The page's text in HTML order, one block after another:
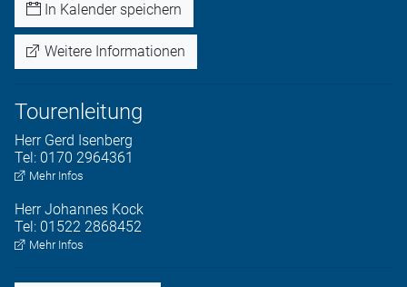
In Kalender speichern
Weitere Informationen
Tourenleitung
Herr Gerd Isenberg
Tel: 0170 2964361
Mehr Infos
Herr Johannes Kock
Tel: 01522 2868452
Mehr Infos